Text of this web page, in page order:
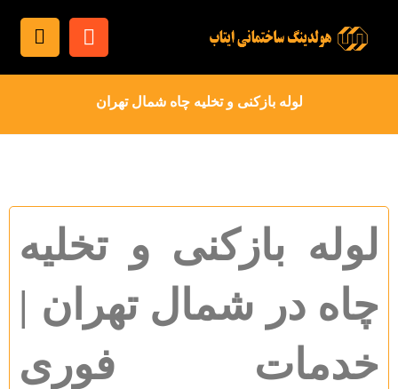
لوله بازکنی و تخلیه چاه شمال تهران
لوله بازکنی و تخلیه
چاه در شمال تهران |
خدمات فوری